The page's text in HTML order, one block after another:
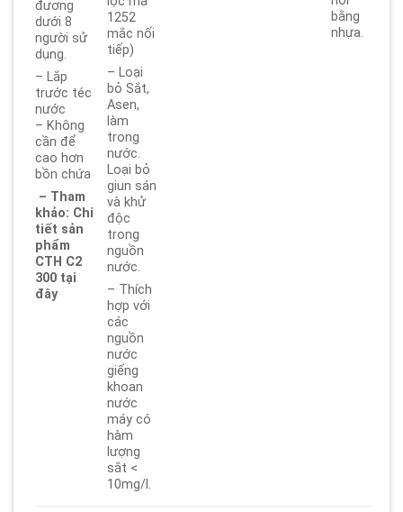
đương
dưới 8
người sử
dụng.
– Lắp
trước téc
nước
– Không
cần để
cao hơn
bồn chứa
– Tham
khảo: Chi
tiết sản
phẩm
CTH C2
300 tại
đây
1252
mắc nối
tiếp)
– Loại
bỏ Sắt,
Asen,
làm
trong
nước.
Loại bỏ
giun sán
và khử
độc
trong
nguồn
nước.
– Thích
hợp với
các
nguồn
nước
giếng
khoan
nước
máy có
hàm
lượng
sắt <
10mg/l.
bằng
nhựa.